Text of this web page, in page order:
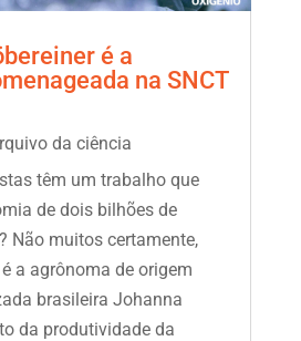
é a
na SNCT
da ciência
têm um trabalho que
de dois bilhões de
Não muitos certamente,
a agrônoma de origem
brasileira Johanna
da produtividade da